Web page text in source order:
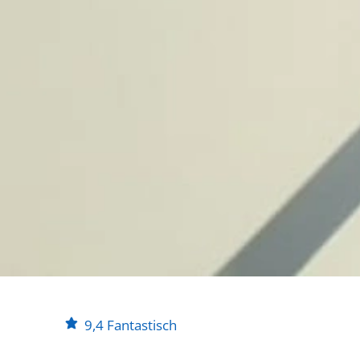
9,4 Fantastisch